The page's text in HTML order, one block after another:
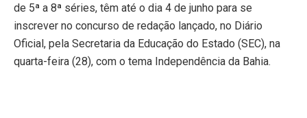
de 5ª a 8ª séries, têm até o dia 4 de junho para se
inscrever no concurso de redação lançado, no Diário
Oficial, pela Secretaria da Educação do Estado (SEC), na
quarta-feira (28), com o tema Independência da Bahia.